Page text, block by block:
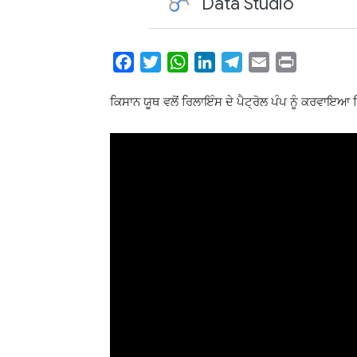
Facebook
TwitterWhatsAppLinkedInTelegram
Email
ਕਿਸਾਨ ਯੂਥ ਵਲੋਂ ਰਿਲਾਇੰਸ ਦੇ ਪੈਟ੍ਰੋਲ ਪੰਪ ਨੂੰ ਕਰਵਾਇਆ